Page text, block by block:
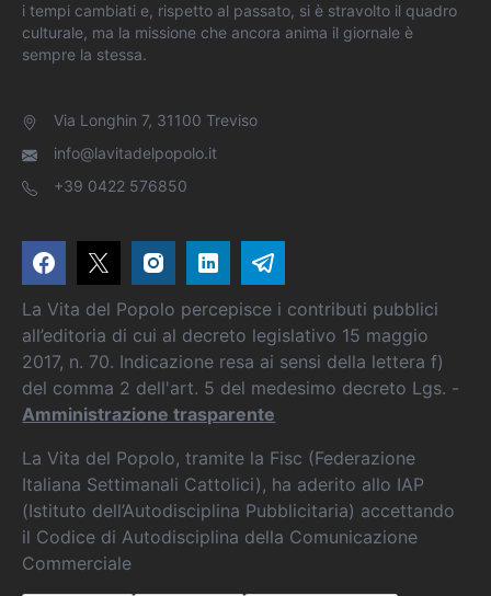
i tempi cambiati e, rispetto al passato, si è stravolto il quadro
culturale, ma la missione che ancora anima il giornale è
sempre la stessa.
Via Longhin 7, 31100 Treviso
info@lavitadelpopolo.it
+39 0422 576850
La Vita del Popolo percepisce i contributi pubblici
all’editoria di cui al decreto legislativo 15 maggio
2017, n. 70. Indicazione resa ai sensi della lettera f)
del comma 2 dell'art. 5 del medesimo decreto Lgs. -
Amministrazione trasparente
La Vita del Popolo, tramite la Fisc (Federazione
Italiana Settimanali Cattolici), ha aderito allo IAP
(Istituto dell’Autodisciplina Pubblicitaria) accettando
il Codice di Autodisciplina della Comunicazione
Commerciale